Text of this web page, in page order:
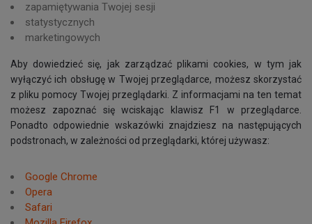
zapamiętywania Twojej sesji
statystycznych
marketingowych
Aby dowiedzieć się, jak zarządzać plikami cookies, w tym jak
wyłączyć ich obsługę w Twojej przeglądarce, możesz skorzystać
z pliku pomocy Twojej przeglądarki. Z informacjami na ten temat
możesz zapoznać się wciskając klawisz F1 w przeglądarce.
Ponadto odpowiednie wskazówki znajdziesz na następujących
podstronach, w zależności od przeglądarki, której używasz:
Google Chrome
Opera
Safari